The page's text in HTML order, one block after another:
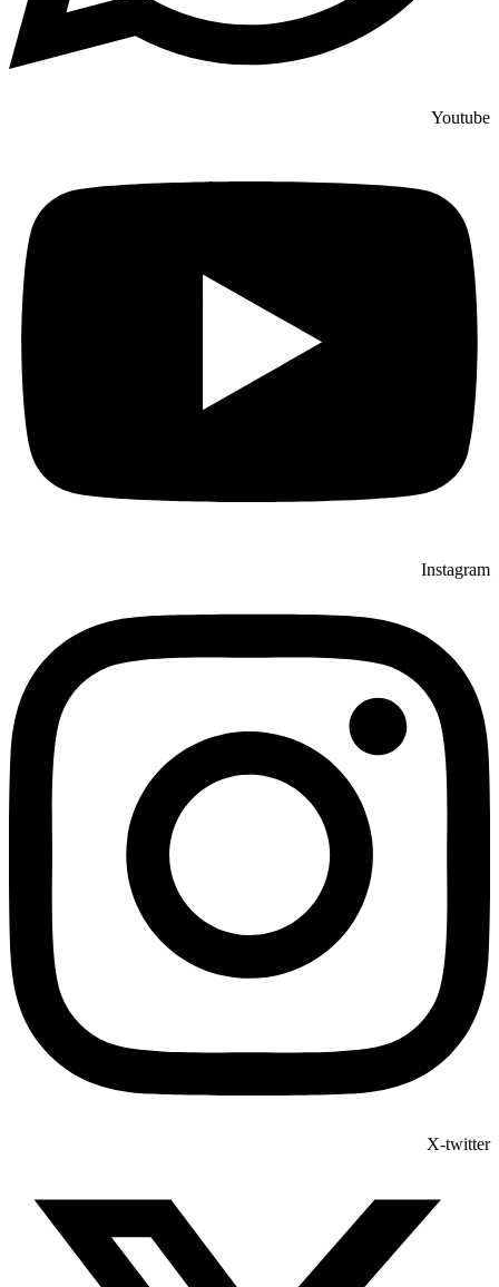
Youtube
Instagram
X-twitter